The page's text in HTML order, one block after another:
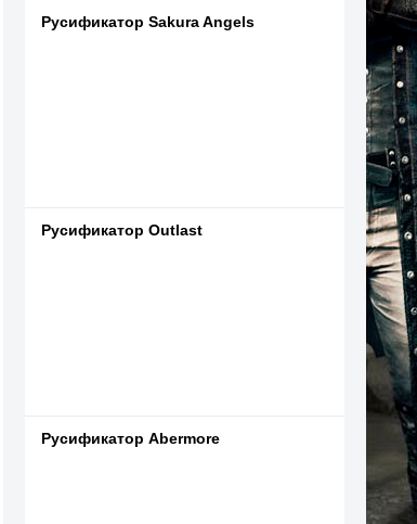
Русификатор Sakura Angels
Русификатор Outlast
Русификатор Abermore